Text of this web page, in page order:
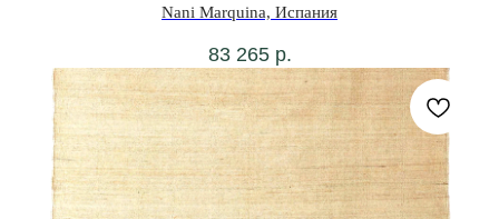
Nani Marquina, Испания
83 265 р.